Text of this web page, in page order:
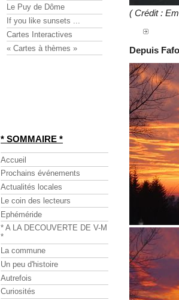
( Crédit :
Depuis
Le Puy de Dôme
If you like sunsets ...
Cartes Interactives
« Cartes à thèmes »
* SOMMAIRE *
Accueil
Prochains événements
Actualités locales
Le coin des lecteurs
Ephéméride
* A LA DECOUVERTE DE V-M
*
La commune
Un peu d'histoire
Autrefois
Curiosités